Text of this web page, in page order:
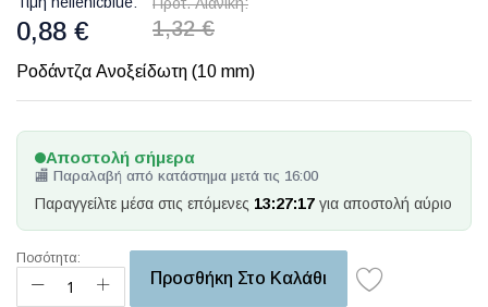
0,88 € 1,32 €
Ροδάντζα Ανοξείδωτη (10 mm)
Αποστολή σήμερα
🏬 Παραλαβή από κατάστημα μετά τις 16:00
Παραγγείλτε μέσα στις επόμενες 13:27:17 για αποστολή αύριο
Ποσότητα:
Προσθήκη Στο Καλάθι